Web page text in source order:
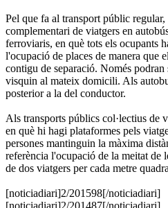
Pel que fa al transport públic
complementari de viatgers en
ferroviaris, en què tots els ocupants
l'ocupació de places de manera que
contigu de separació. Només podran
visquin al mateix domicili. Als
posterior a la del conductor.
Als transports públics col·lectius de
en què hi hagi plataformes pels
persones mantinguin la màxima
referència l'ocupació de la meitat de
de dos viatgers per cada metre
[noticiadiari]2/201598[/noticiadiari]
[noticiadiari]2/201487[/noticiadiari]